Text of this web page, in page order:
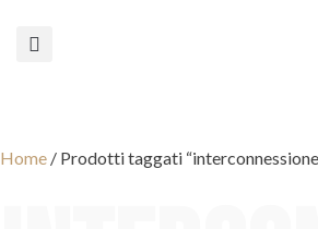
Home / Prodotti taggati “interconnessione